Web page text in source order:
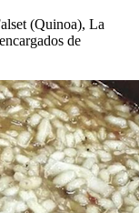
(Quinoa), La
de